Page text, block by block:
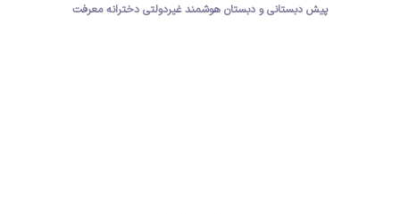
پیش دبستانی و دبستان هوشمند غیردولتی دخترانه معرفت